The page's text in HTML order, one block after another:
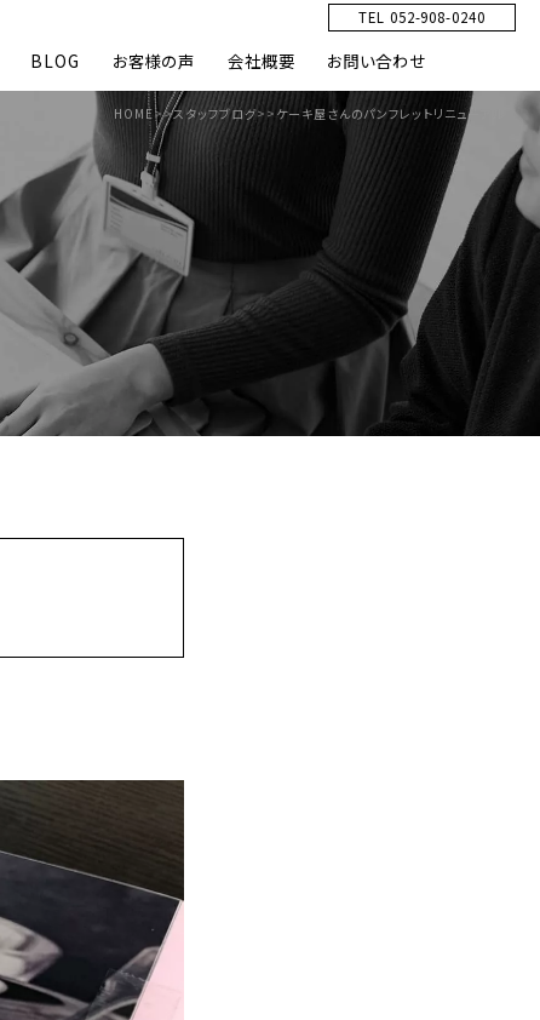
BLOG お客様の声 会社概要 お問い合わせ
TEL 052-908-0240
HOME>>スタッフブログ>>ケーキ屋さんのパンフレットリニューアル